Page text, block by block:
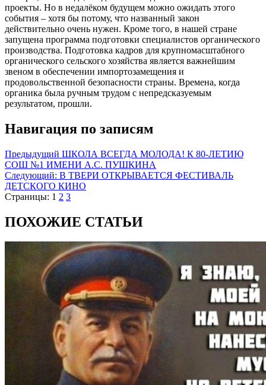
проекты. Но в недалёком будущем можно ожидать этого
события – хотя бы потому, что названный закон
действительно очень нужен. Кроме того, в нашей стране
запущена программа подготовки специалистов органического
производства. Подготовка кадров для крупномасштабного
органического сельского хозяйства является важнейшим
звеном в обеспечении импортозамещения и
продовольственной безопасности страны. Времена, когда
органика была ручным трудом с непредсказуемым
результатом, прошли.
Навигация по записям
Предыдущий ШКОЛА ВСЕГДА МОЛОДА! К 80-ЛЕТИЮ
СОШ №1 ИМЕНИ А.С. ПУШКИНА
Следующий: В ТВЕРИ ОТКРЫВАЕТСЯ ФЕСТИВАЛЬ
ДЕТСКОГО КИНО
Страницы: 1 2 3
ПОХОЖИЕ СТАТЬИ